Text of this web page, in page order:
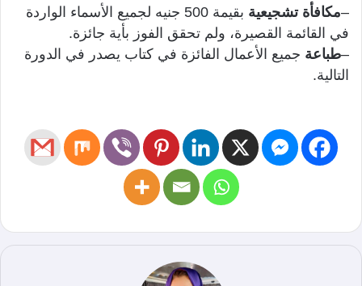
–مكافأة تشجيعية
بقيمة 500 جنيه لجميع الأسماء الواردة
في القائمة القصيرة، ولم تحقق الفوز بأية جائزة.
–طباعة جميع الأعمال الفائزة في كتاب يصدر في الدورة
التالية.